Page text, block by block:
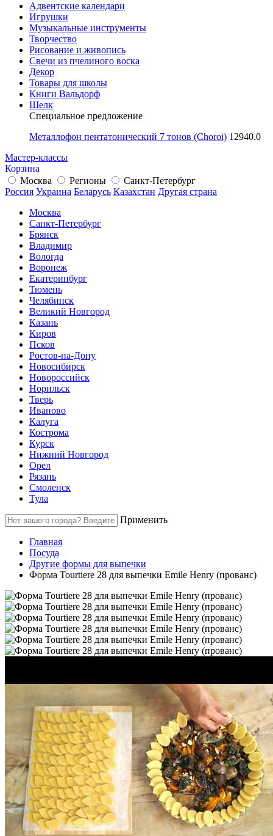
Адвентские календари
Игрушки
Музыкальные инструменты
Творчество
Рисование и живопись
Свечи из пчелиного воска
Декор
Товары для школы
Книги Вальдорф
Шелк
Специальное предложение
Металлофон пентатонический 7 тонов (Choroi) 12940.0
Мастер-классы
Корзина
Москва
Регионы
Санкт-Петербург
Россия Украина Беларусь Казахстан Другая страна
Москва
Санкт-Петербург
Брянск
Владимир
Вологда
Воронеж
Екатеринбург
Тюмень
Челябинск
Великий Новгород
Казань
Киров
Псков
Ростов-на-Дону
Новосибирск
Новороссийск
Норильск
Тверь
Иваново
Калуга
Кострома
Курск
Нижний Новгород
Орел
Рязань
Смоленск
Тула
Применить
Главная
Посуда
Другие формы для выпечки
Форма Tourtiere 28 для выпечки Emile Henry (прованс)